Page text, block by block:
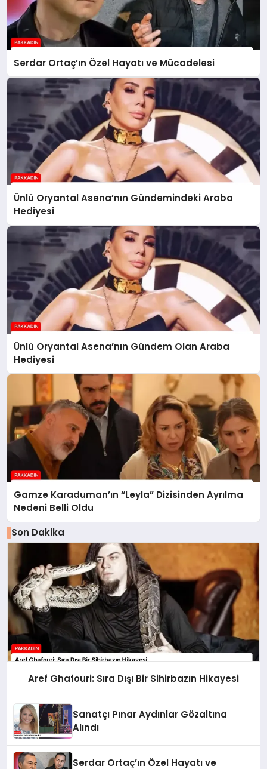
Serdar Ortaç’ın Özel Hayatı ve Mücadelesi
Ünlü Oryantal Asena’nın Gündemindeki Araba
Hediyesi
Ünlü Oryantal Asena’nın Gündem Olan Araba
Hediyesi
Gamze Karaduman’ın “Leyla” Dizisinden Ayrılma
Nedeni Belli Oldu
Son Dakika
Aref Ghafouri: Sıra Dışı Bir Sihirbazın Hikayesi
Sanatçı Pınar Aydınlar Gözaltına
Alındı
Serdar Ortaç’ın Özel Hayatı ve